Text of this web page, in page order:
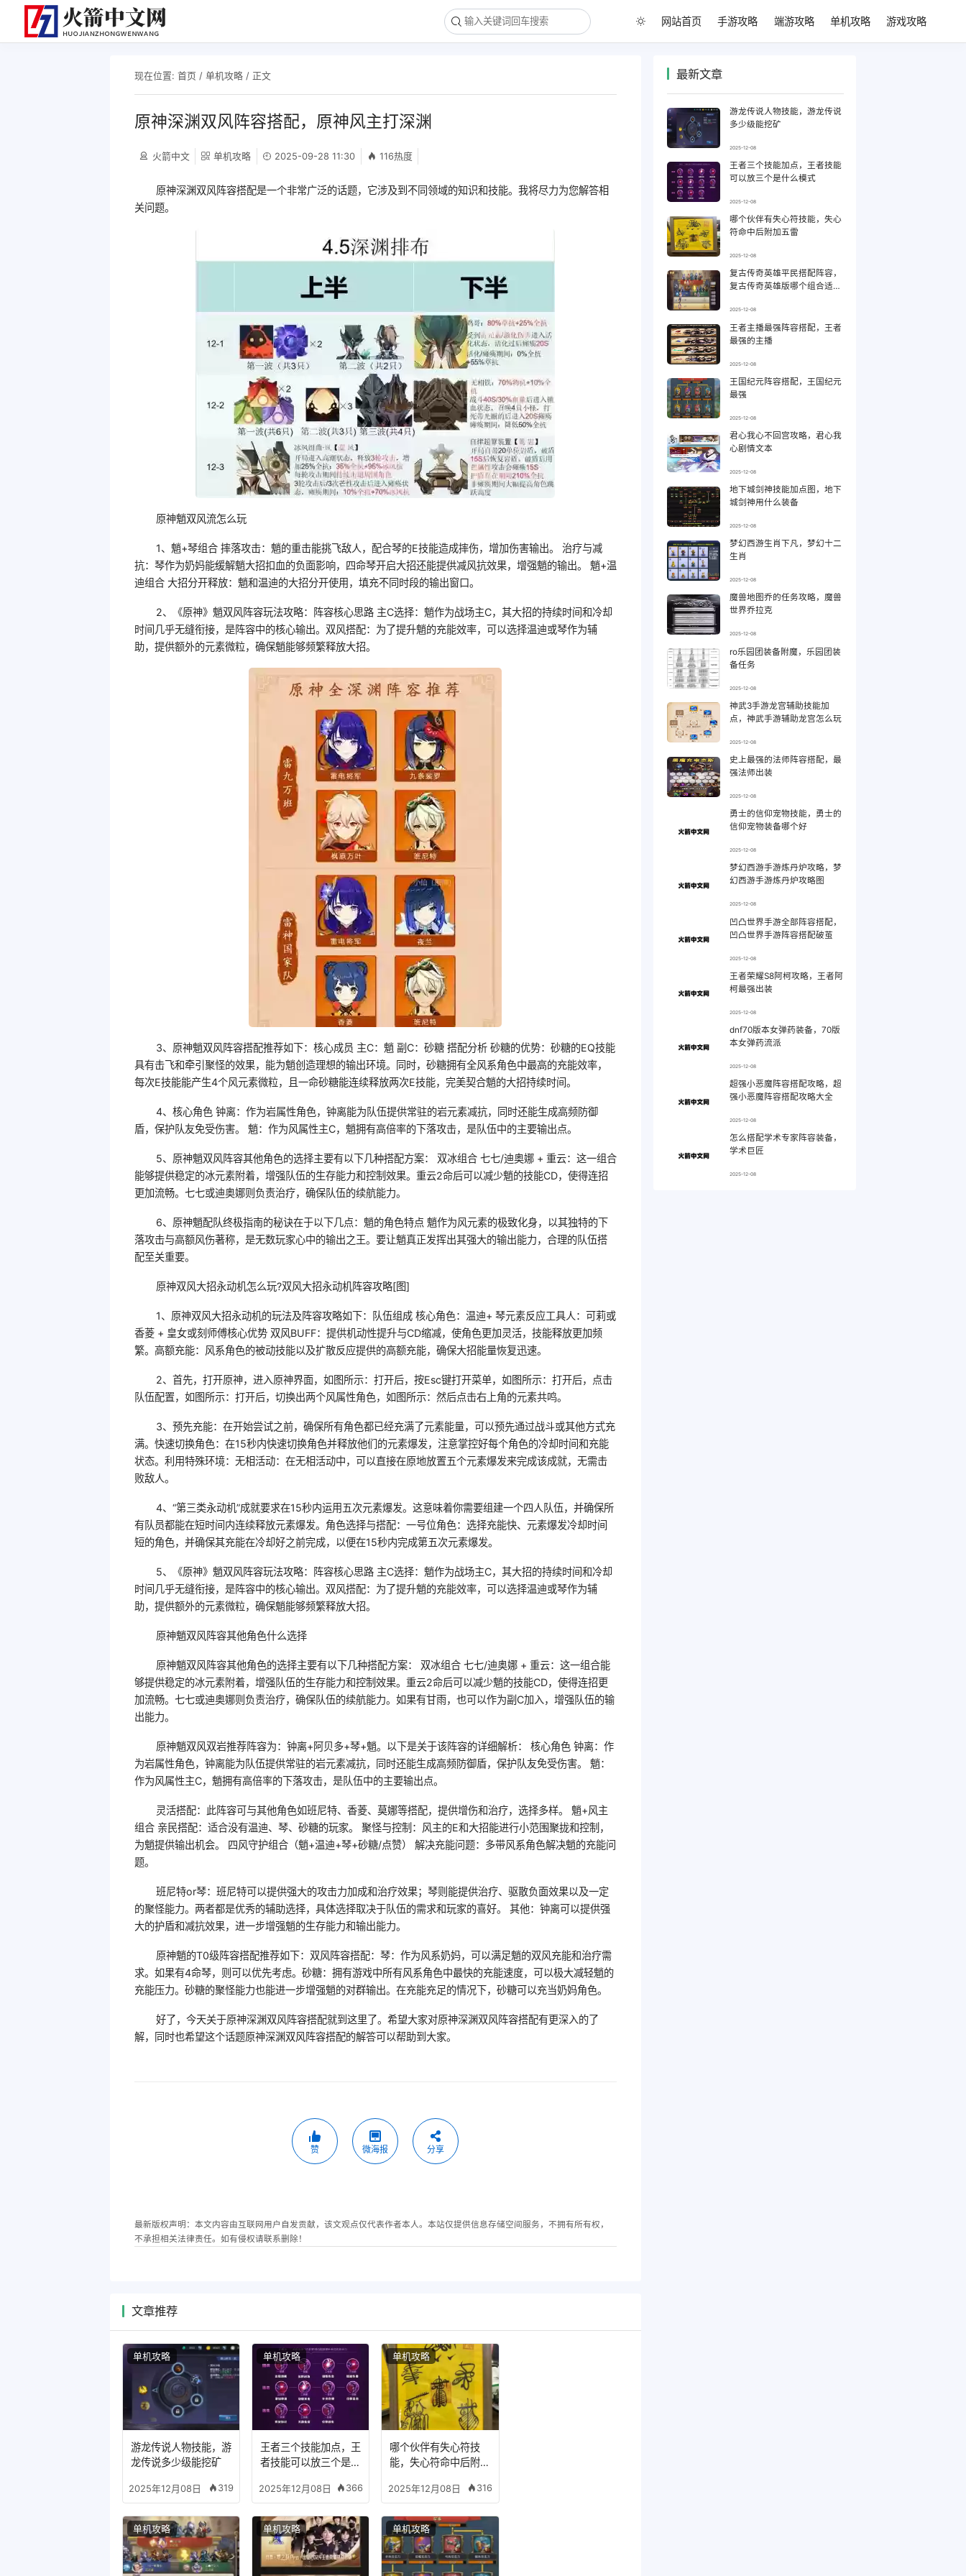
网站首页 手游攻略 端游攻略 单机攻略 游戏攻略
现在位置: 首页 / 单机攻略/ 正文
原神深渊双风阵容搭配，原神风主打深渊
火箭中文 单机攻略 2025-09-28 11:30 116热度
原神深渊双风阵容搭配是一个非常广泛的话题，它涉及到不同领域的知识和技能。我将尽力为您解答相
关问题。
原神魈双风流怎么玩
1、魈+琴组合 摔落攻击：魈的重击能挑飞敌人，配合琴的E技能造成摔伤，增加伤害输出。 治疗与减
抗：琴作为奶妈能缓解魈大招扣血的负面影响，四命琴开启大招还能提供减风抗效果，增强魈的输出。 魈+温
迪组合 大招分开释放：魈和温迪的大招分开使用，填充不同时段的输出窗口。
2、《原神》魈双风阵容玩法攻略：阵容核心思路 主C选择：魈作为战场主C，其大招的持续时间和冷却
时间几乎无缝衔接，是阵容中的核心输出。双风搭配：为了提升魈的充能效率，可以选择温迪或琴作为辅
助，提供额外的元素微粒，确保魈能够频繁释放大招。
3、原神魈双风阵容搭配推荐如下：核心成员 主C：魈 副C：砂糖 搭配分析 砂糖的优势：砂糖的EQ技能
具有击飞和牵引聚怪的效果，能为魈创造理想的输出环境。同时，砂糖拥有全风系角色中最高的充能效率，
每次E技能能产生4个风元素微粒，且一命砂糖能连续释放两次E技能，完美契合魈的大招持续时间。
4、核心角色 钟离：作为岩属性角色，钟离能为队伍提供常驻的岩元素减抗，同时还能生成高频防御
盾，保护队友免受伤害。 魈：作为风属性主C，魈拥有高倍率的下落攻击，是队伍中的主要输出点。
5、原神魈双风阵容其他角色的选择主要有以下几种搭配方案： 双冰组合 七七/迪奥娜 + 重云：这一组合
能够提供稳定的冰元素附着，增强队伍的生存能力和控制效果。重云2命后可以减少魈的技能CD，使得连招
更加流畅。七七或迪奥娜则负责治疗，确保队伍的续航能力。
6、原神魈配队终极指南的秘诀在于以下几点：魈的角色特点 魈作为风元素的极致化身，以其独特的下
落攻击与高额风伤著称，是无数玩家心中的输出之王。要让魈真正发挥出其强大的输出能力，合理的队伍搭
配至关重要。
原神双风大招永动机怎么玩?双风大招永动机阵容攻略[图]
1、原神双风大招永动机的玩法及阵容攻略如下：队伍组成 核心角色：温迪+ 琴元素反应工具人：可莉或
香菱 + 皇女或刻师傅核心优势 双风BUFF：提供机动性提升与CD缩减，使角色更加灵活，技能释放更加频
繁。高额充能：风系角色的被动技能以及扩散反应提供的高额充能，确保大招能量恢复迅速。
2、首先，打开原神，进入原神界面，如图所示：打开后，按Esc键打开菜单，如图所示：打开后，点击
队伍配置，如图所示：打开后，切换出两个风属性角色，如图所示：然后点击右上角的元素共鸣。
3、预先充能：在开始尝试之前，确保所有角色都已经充满了元素能量，可以预先通过战斗或其他方式充
满。快速切换角色：在15秒内快速切换角色并释放他们的元素爆发，注意掌控好每个角色的冷却时间和充能
状态。利用特殊环境：无相活动：在无相活动中，可以直接在原地放置五个元素爆发来完成该成就，无需击
败敌人。
4、“第三类永动机”成就要求在15秒内运用五次元素爆发。这意味着你需要组建一个四人队伍，并确保所
有队员都能在短时间内连续释放元素爆发。角色选择与搭配：一号位角色：选择充能快、元素爆发冷却时间
短的角色，并确保其充能在冷却好之前完成，以便在15秒内完成第五次元素爆发。
5、《原神》魈双风阵容玩法攻略：阵容核心思路 主C选择：魈作为战场主C，其大招的持续时间和冷却
时间几乎无缝衔接，是阵容中的核心输出。双风搭配：为了提升魈的充能效率，可以选择温迪或琴作为辅
助，提供额外的元素微粒，确保魈能够频繁释放大招。
原神魈双风阵容其他角色什么选择
原神魈双风阵容其他角色的选择主要有以下几种搭配方案： 双冰组合 七七/迪奥娜 + 重云：这一组合能
够提供稳定的冰元素附着，增强队伍的生存能力和控制效果。重云2命后可以减少魈的技能CD，使得连招更
加流畅。七七或迪奥娜则负责治疗，确保队伍的续航能力。如果有甘雨，也可以作为副C加入，增强队伍的输
出能力。
原神魈双风双岩推荐阵容为：钟离+阿贝多+琴+魈。以下是关于该阵容的详细解析： 核心角色 钟离：作
为岩属性角色，钟离能为队伍提供常驻的岩元素减抗，同时还能生成高频防御盾，保护队友免受伤害。 魈：
作为风属性主C，魈拥有高倍率的下落攻击，是队伍中的主要输出点。
灵活搭配：此阵容可与其他角色如班尼特、香菱、莫娜等搭配，提供增伤和治疗，选择多样。 魈+风主
组合 亲民搭配：适合没有温迪、琴、砂糖的玩家。 聚怪与控制：风主的E和大招能进行小范围聚拢和控制，
为魈提供输出机会。 四风守护组合（魈+温迪+琴+砂糖/点赞） 解决充能问题：多带风系角色解决魈的充能问
题。
班尼特or琴：班尼特可以提供强大的攻击力加成和治疗效果；琴则能提供治疗、驱散负面效果以及一定
的聚怪能力。两者都是优秀的辅助选择，具体选择取决于队伍的需求和玩家的喜好。 其他：钟离可以提供强
大的护盾和减抗效果，进一步增强魈的生存能力和输出能力。
原神魈的T0级阵容搭配推荐如下：双风阵容搭配：琴：作为风系奶妈，可以满足魈的双风充能和治疗需
求。如果有4命琴，则可以优先考虑。砂糖：拥有游戏中所有风系角色中最快的充能速度，可以极大减轻魈的
充能压力。砂糖的聚怪能力也能进一步增强魈的对群输出。在充能充足的情况下，砂糖可以充当奶妈角色。
好了，今天关于原神深渊双风阵容搭配就到这里了。希望大家对原神深渊双风阵容搭配有更深入的了
解，同时也希望这个话题原神深渊双风阵容搭配的解答可以帮助到大家。
赞 微海报 分享
最新版权声明：本文内容由互联网用户自发贡献，该文观点仅代表作者本人。本站仅提供信息存储空间服务，不拥有所有权，
不承担相关法律责任。如有侵权请联系删除！
文章推荐
游龙传说人物技能，游
龙传说多少级能挖矿
2025年12月08日 319
单机攻略
王者三个技能加点，王
者技能可以放三个是什
2025年12月08日 366
单机攻略
哪个伙伴有失心符技
能，失心符命中后附加
2025年12月08日 316
单机攻略
单机攻略 单机攻略 单机攻略
最新文章
游龙传说人物技能，游龙传说
多少级能挖矿
2025-12-08
王者三个技能加点，王者技能
可以放三个是什么模式
2025-12-08
哪个伙伴有失心符技能，失心
符命中后附加五雷
2025-12-08
复古传奇英雄平民搭配阵容，
复古传奇英雄版哪个组合适合
2025-12-08
王者主播最强阵容搭配，王者
最强的主播
2025-12-08
王国纪元阵容搭配，王国纪元
最强
2025-12-08
君心我心不回宫攻略，君心我
心剧情文本
2025-12-08
地下城剑神技能加点图，地下
城剑神用什么装备
2025-12-08
梦幻西游生肖下凡，梦幻十二
生肖
2025-12-08
魔兽地图乔的任务攻略，魔兽
世界乔拉克
2025-12-08
ro乐园团装备附魔，乐园团装
备任务
2025-12-08
神武3手游龙宫辅助技能加
点，神武手游辅助龙宫怎么玩
2025-12-08
史上最强的法师阵容搭配，最
强法师出装
2025-12-08
勇士的信仰宠物技能，勇士的
信仰宠物装备哪个好
2025-12-08
梦幻西游手游炼丹炉攻略，梦
幻西游手游炼丹炉攻略图
2025-12-08
凹凸世界手游全部阵容搭配，
凹凸世界手游阵容搭配破茧
2025-12-08
王者荣耀S8阿柯攻略，王者阿
柯最强出装
2025-12-08
dnf70版本女弹药装备，70版
本女弹药流派
2025-12-08
超强小恶魔阵容搭配攻略，超
强小恶魔阵容搭配攻略大全
2025-12-08
怎么搭配学术专家阵容装备，
学术巨匠
2025-12-08